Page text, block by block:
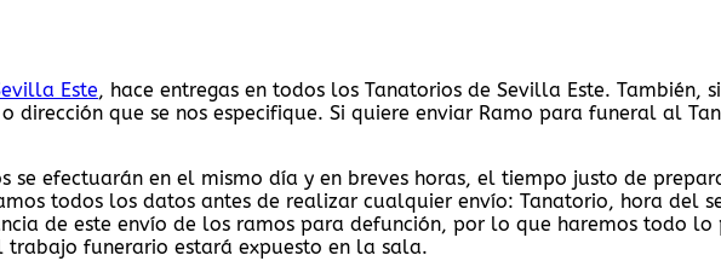
Este, hace entregas en todos los Tanatorios de Sevilla Este. También,
que se nos especifique. Si quiere enviar Ramo para funeral al
se efectuarán en el mismo día y en breves horas, el tiempo justo de
todos los datos antes de realizar cualquier envío: Tanatorio, hora del
de este envío de los ramos para defunción, por lo que haremos todo
funerario estará expuesto en la sala.